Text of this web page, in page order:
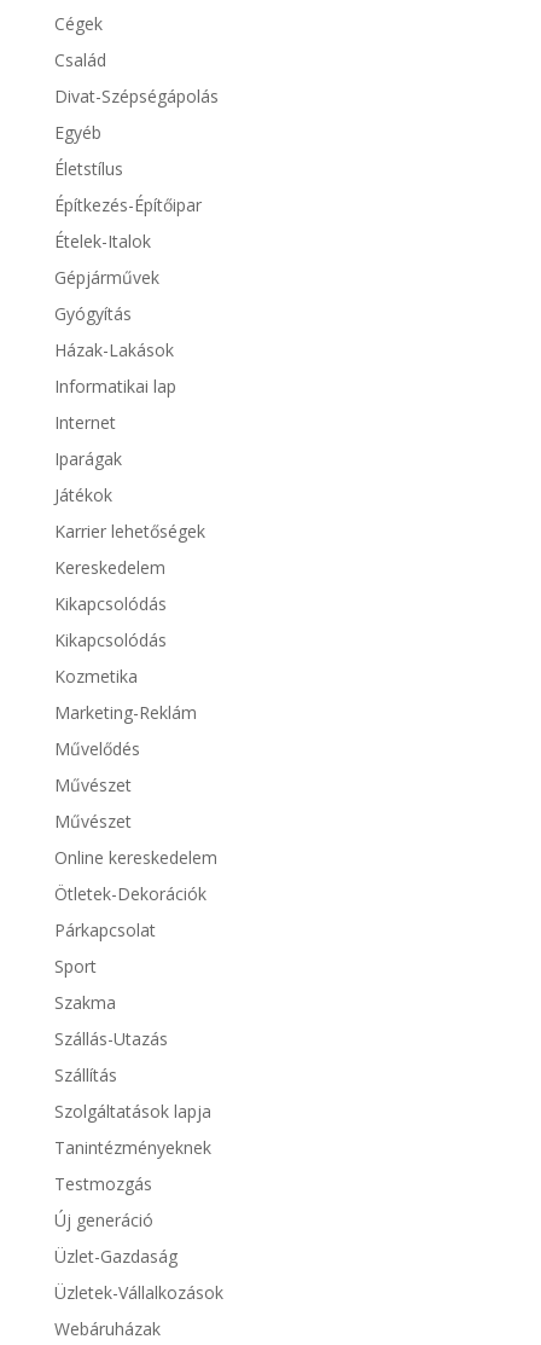
Cégek
Család
Divat-Szépségápolás
Egyéb
Életstílus
Építkezés-Építőipar
Ételek-Italok
Gépjárművek
Gyógyítás
Házak-Lakások
Informatikai lap
Internet
Iparágak
Játékok
Karrier lehetőségek
Kereskedelem
Kikapcsolódás
Kikapcsolódás
Kozmetika
Marketing-Reklám
Művelődés
Művészet
Művészet
Online kereskedelem
Ötletek-Dekorációk
Párkapcsolat
Sport
Szakma
Szállás-Utazás
Szállítás
Szolgáltatások lapja
Tanintézményeknek
Testmozgás
Új generáció
Üzlet-Gazdaság
Üzletek-Vállalkozások
Webáruházak